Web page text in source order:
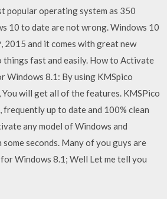
popular operating system as 350
10 to date are not wrong. Windows 10
2015 and it comes with great new
fast and easily. How to Activate
Windows 8.1: By using KMSpico
will get all of the features. KMSPico
frequently up to date and 100% clean
any model of Windows and
seconds. Many of you guys are
Windows 8.1; Well Let me tell you